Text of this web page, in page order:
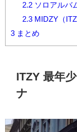
2.2ソロアルバ
2.3MIDZY（
3 まとめ
ITZY最年
ナ